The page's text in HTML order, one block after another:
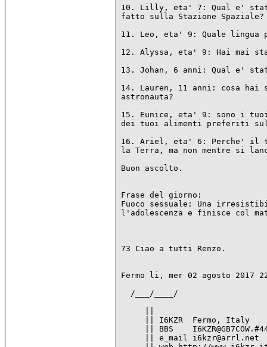
10. Lilly, eta' 7: Qual e'
fatto sulla Stazione Spaziale?
11. Leo, eta' 9: Quale lingua
12. Alyssa, eta' 9: Hai mai
13. Johan, 6 anni: Qual e'
14. Lauren, 11 anni: cosa
astronauta?
15. Eunice, eta' 9: sono i
dei tuoi alimenti preferiti
16. Ariel, eta' 6: Perche' il
la Terra, ma non mentre si
Buon ascolto.
Frase del giorno:
Fuoco sessuale: Una
l'adolescenza e finisce col
73 Ciao a tutti Renzo.
Fermo li, mer 02 agosto 2017
  /___/____/
     || I6KZR  Fermo, Italy
|| BBS
     || e_mail i6kzr@arrl.net